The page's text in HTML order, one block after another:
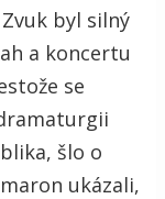
byl silný
a koncertu
se
šlo o
ukázali,